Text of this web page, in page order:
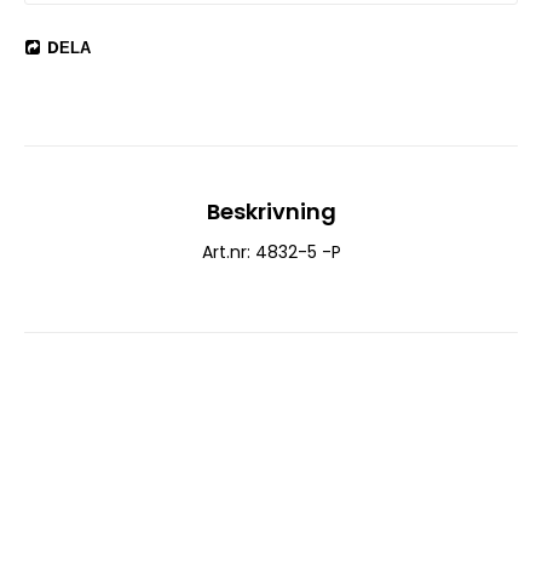
DELA
Beskrivning
Art.nr: 4832-5 -P